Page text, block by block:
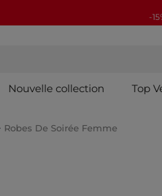
-
Nouvelle collection Top
Robes De Soirée Femme